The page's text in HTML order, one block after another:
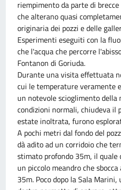
riempimento da parte di
che alterano quasi
originaria dei pozzi e delle
Esperimenti eseguiti con la
che l'acqua che percorre
Fontanon di Goriuda.
Durante una visita effettuata
cui le temperature veramente
un notevole scioglimento
condizioni normali, chiudeva il
estate inoltrata, furono
A pochi metri dal fondo del
dà adito ad un corridoio che
stimato profondo 35m, il quale
un piccolo meandro che
35m. Poco dopo la Sala